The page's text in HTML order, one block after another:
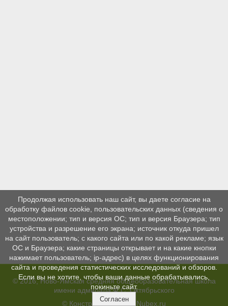
© 2016, Ново-Ямская средняя общеобразовательная школа
имени адмирала Ф.С. Октябрьского
© Конструктор сайтовNubex.ru
Продолжая использовать наш сайт, вы даете согласие на
обработку файлов cookie, пользовательских данных (сведения о
местоположении; тип и версия ОС; тип и версия Браузера; тип
устройства и разрешение его экрана; источник откуда пришел
на сайт пользователь; с какого сайта или по какой рекламе; язык
ОС и Браузера; какие страницы открывает и на какие кнопки
нажимает пользователь; ip-адрес) в целях функционирования
сайта и проведения статистических исследований и обзоров.
Если вы не хотите, чтобы ваши данные обрабатывались,
покиньте сайт.
Согласен